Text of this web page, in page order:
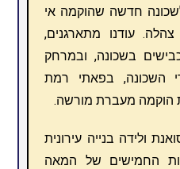
חדשה שהוקמה אי
עודנו מתארגנים,
בשכונה, ובמרחק
השכונה, בפאתי רמת
הוקמה מעברת מורשה.
ולידה בנייה עירונית
החמישים של המאה